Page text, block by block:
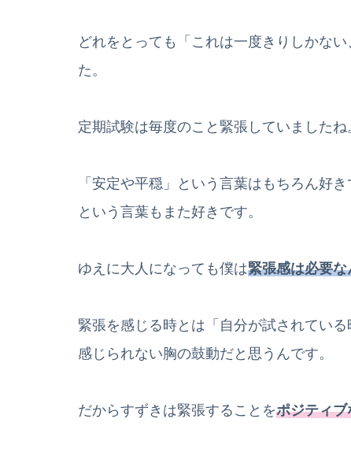
どれをとっても「これは一度きりしかな
た。
定期試験は毎度のこと緊張していましたね
「安定や平穏」という言葉はもちろん好
という言葉もまた好きです。
ゆえに大人になっても僕は緊張感は必要
緊張を感じる時とは「自分が試されてい
感じられない胸の鼓動だと思うんです。
だからすずきは緊張することをポジティブ